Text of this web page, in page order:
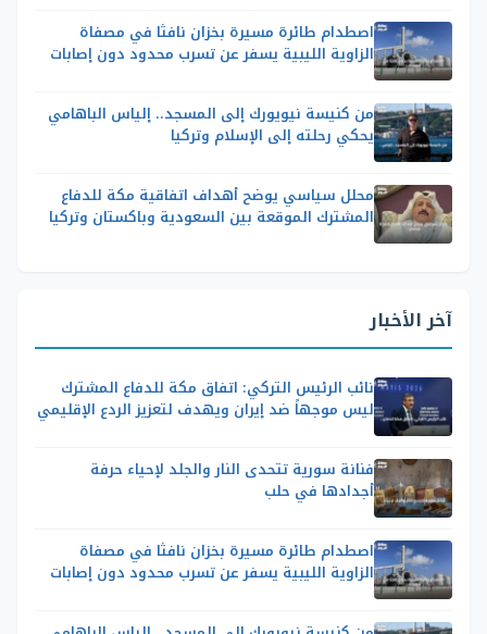
اصطدام طائرة مسيرة بخزان نافثا في مصفاة
الزاوية الليبية يسفر عن تسرب محدود دون إصابات
من كنيسة نيويورك إلى المسجد.. إلياس الباهامي
يحكي رحلته إلى الإسلام وتركيا
محلل سياسي يوضح أهداف اتفاقية مكة للدفاع
المشترك الموقعة بين السعودية وباكستان وتركيا
آخر الأخبار
نائب الرئيس التركي: اتفاق مكة للدفاع المشترك
ليس موجهاً ضد إيران ويهدف لتعزيز الردع الإقليمي
فنانة سورية تتحدى النار والجلد لإحياء حرفة
أجدادها في حلب
اصطدام طائرة مسيرة بخزان نافثا في مصفاة
الزاوية الليبية يسفر عن تسرب محدود دون إصابات